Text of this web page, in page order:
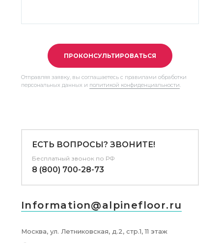
ПРОКОНСУЛЬТИРОВАТЬСЯ
Отправляя заявку, вы соглашаетесь с правилами обработки
персональных данных и политикой конфиденциальности
ЕСТЬ ВОПРОСЫ? ЗВОНИТЕ!
Бесплатный звонок по РФ
8 (800) 700-28-73
Information@alpinefloor.ru
Москва, ул. Летниковская, д.2, стр.1, 11 этаж